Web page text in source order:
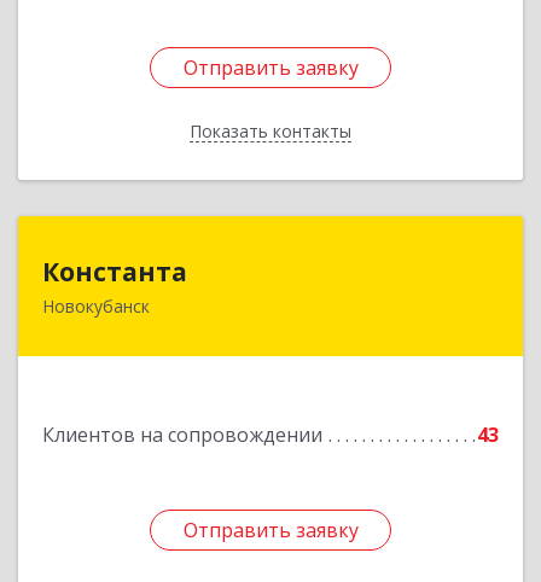
Отправить заявку
Показать контакты
Отправить заявку
Назад
Константа
Новокубанск
Клиентов на сопровождении 43
Отправить заявку
352240, Краснодарский край, Новокубанск г,
Отправить заявку